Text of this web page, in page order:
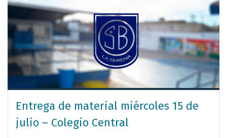
Entrega de material miércoles 15 de
julio – Colegio Central